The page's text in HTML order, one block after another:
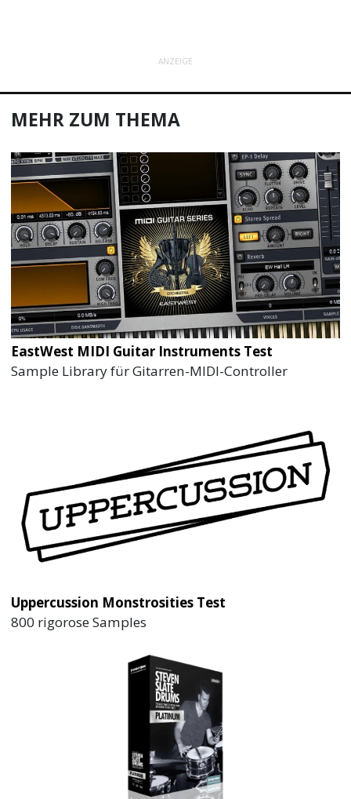
ANZEIGE
MEHR ZUM THEMA
EastWest MIDI Guitar Instruments Test
Sample Library für Gitarren-MIDI-Controller
Uppercussion Monstrosities Test
800 rigorose Samples